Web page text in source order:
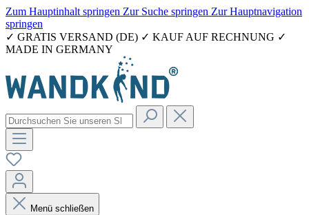
Zum Hauptinhalt springen Zur Suche springen Zur Hauptnavigation
springen
✓ GRATIS VERSAND (DE) ✓ KAUF AUF RECHNUNG ✓
MADE IN GERMANY
Menü schließen